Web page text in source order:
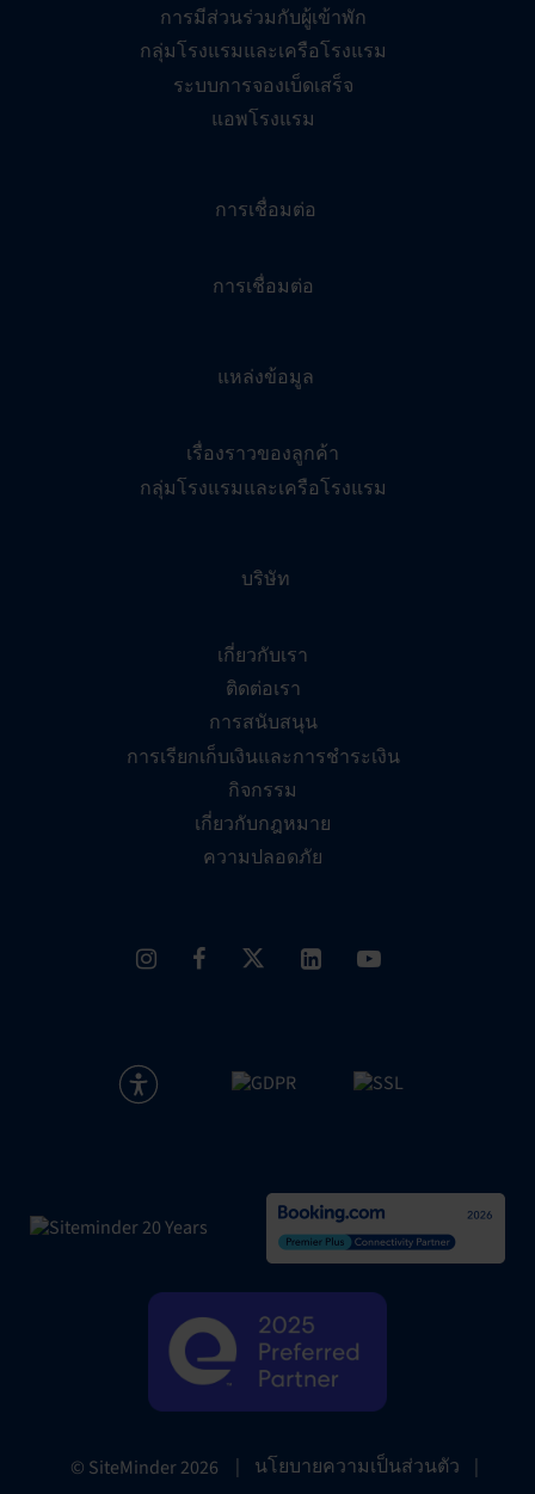
การมีส่วนร่วมกับผู้เข้าพัก
กลุ่มโรงแรมและเครือโรงแรม
ระบบการจองเบ็ดเสร็จ
แอพโรงแรม
การเชื่อมต่อ
การเชื่อมต่อ
แหล่งข้อมูล
เรื่องราวของลูกค้า
กลุ่มโรงแรมและเครือโรงแรม
บริษัท
เกี่ยวกับเรา
ติดต่อเรา
การสนับสนุน
การเรียกเก็บเงินและการชำระเงิน
กิจกรรม
เกี่ยวกับกฎหมาย
ความปลอดภัย
© SiteMinder2026 | นโยบายความเป็นส่วนตัว |